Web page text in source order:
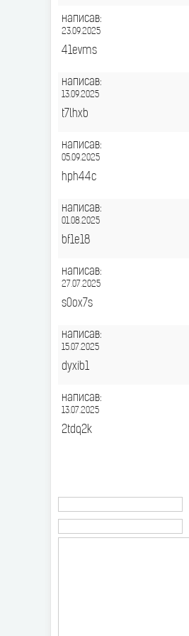
написав:
23.09.2025
41evms
написав:
13.09.2025
t7lhxb
написав:
05.09.2025
hph44c
написав:
01.08.2025
bf1e18
написав:
27.07.2025
s0ox7s
написав:
15.07.2025
dyxib1
написав:
13.07.2025
2tdq2k